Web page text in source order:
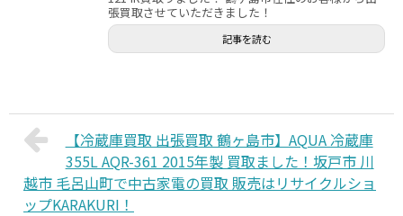
張買取させていただきました！
記事を読む
【冷蔵庫買取 出張買取 鶴ヶ島市】AQUA 冷蔵庫
355L AQR-361 2015年製 買取ました！坂戸市 川
越市 毛呂山町で中古家電の買取 販売はリサイクルショ
ップKARAKURI！